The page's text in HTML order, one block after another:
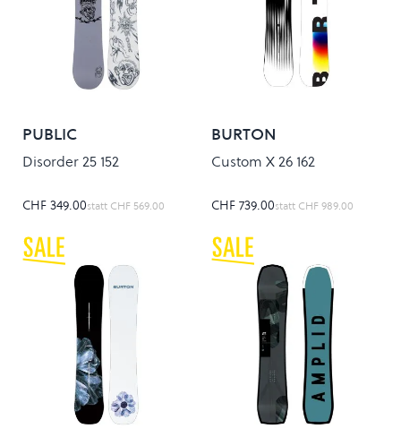
PUBLIC
Disorder 25 152
CHF 349.00statt CHF 569.00
BURTON
Custom X 26 162
CHF 739.00statt CHF 989.00